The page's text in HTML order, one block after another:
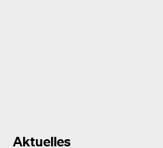
Aktuelles